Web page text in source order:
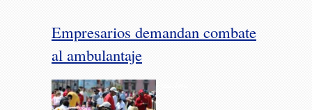
Empresarios demandan combate
al ambulantaje